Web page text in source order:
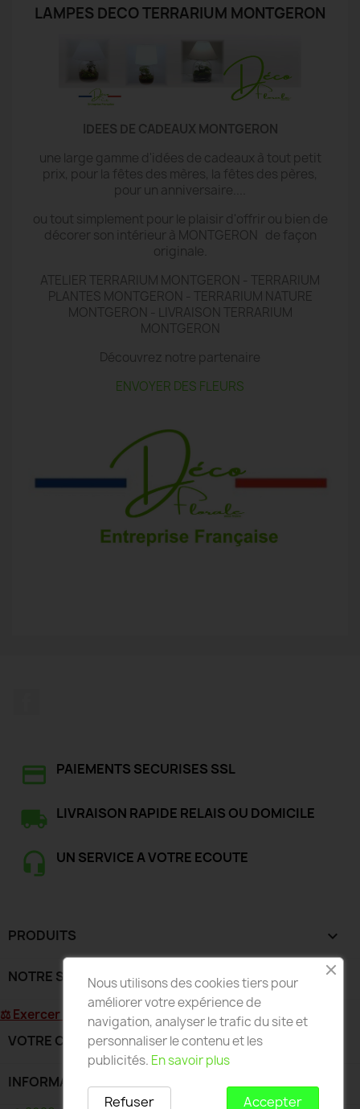
LAMPES DECO TERRARIUM MONTGERON
IDEES DE CADEAUX MONTGERON
une large gamme d'idées de cadeaux à tout petit
prix, pour la fêtes des mères, la fêtes des pères,
pour un anniversaire....
ou tout simplement pour le plaisir d'offrir ou bien de
décorer son intérieur à MONTGERON de façon
originale.
ATELIER TERRARIUM MONTGERON - TERRARIUM
PLANTES MONTGERON - TERRARIUM NATURE
MONTGERON - LIVRAISON TERRARIUM
MONTGERON
Découvrez notre partenaire
ENVOYER DES FLEURS
PAIEMENTS SECURISES SSL
LIVRAISON RAPIDE RELAIS OU DOMICILE
UN SERVICE A VOTRE ECOUTE
PRODUITS 
NOTRE SOCIÉTÉ 
⚖ Exercer mon droit de rétractation
VOTRE COMPTE
INFORMATIONS
Nous utilisons des cookies tiers pour
améliorer votre expérience de
navigation, analyser le trafic du site et
personnaliser le contenu et les
publicités. En savoir plus
Accepter
Refuser